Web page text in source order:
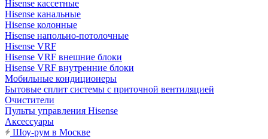
Hisense кассетные
Hisense канальные
Hisense колонные
Hisense напольно-потолочные
Hisense VRF
Hisense VRF внешние блоки
Hisense VRF внутренние блоки
Мобильные кондиционеры
Бытовые сплит системы с приточной вентиляцией
Очистители
Пульты управления Hisense
Аксессуары
Шоу-рум в Москве